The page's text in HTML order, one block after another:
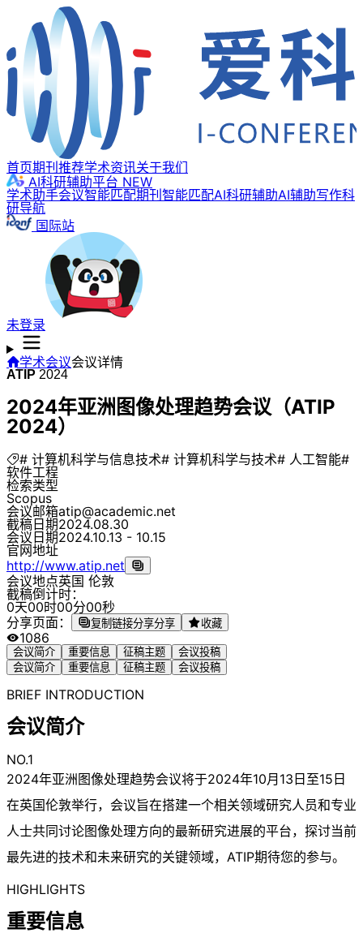
首页期刊推荐学术资讯关于我们
AI科研辅助平台 NEW
学术助手会议智能匹配期刊智能匹配AI科研辅助AI辅助写作科
研导航
国际站
未登录
学术会议会议详情
ATIP 2024
2024年亚洲图像处理趋势会议（ATIP
2024）
# 计算机科学与信息技术# 计算机科学与技术# 人工智能#
软件工程
检索类型
Scopus
会议邮箱atip@academic.net
截稿日期2024.08.30
会议日期2024.10.13 - 10.15
官网地址
http://www.atip.net
会议地点英国 伦敦
截稿倒计时：
0天00时00分00秒
分享页面：
复制链接分享分享 收藏
1086
会议简介 重要信息 征稿主题
会议投稿
会议简介
重要信息 征稿主题 会议投稿
BRIEF INTRODUCTION
会议简介
NO.1
2024年亚洲图像处理趋势会议将于2024年10月13日至15日
在英国伦敦举行，会议旨在搭建一个相关领域研究人员和专业
人士共同讨论图像处理方向的最新研究进展的平台，探讨当前
最先进的技术和未来研究的关键领域，ATIP期待您的参与。
HIGHLIGHTS
重要信息